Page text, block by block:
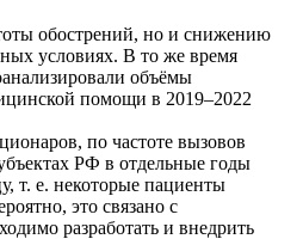
обострений, но и снижению
условиях. В то же время
объёмы
помощи в 2019–2022
по частоте вызовов
РФ в отдельные годы
т. е. некоторые пациенты
это связано с
разработать и внедрить